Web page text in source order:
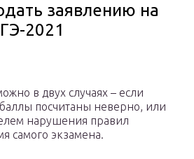
заявлению на
2021
в двух случаях – если
баллы посчитаны неверно, или
нарушения правил
самого экзамена.